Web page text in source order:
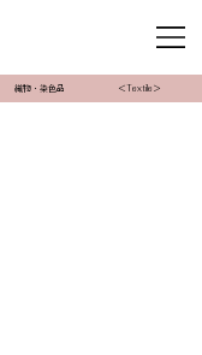
織物・染色品 ＜Textile＞